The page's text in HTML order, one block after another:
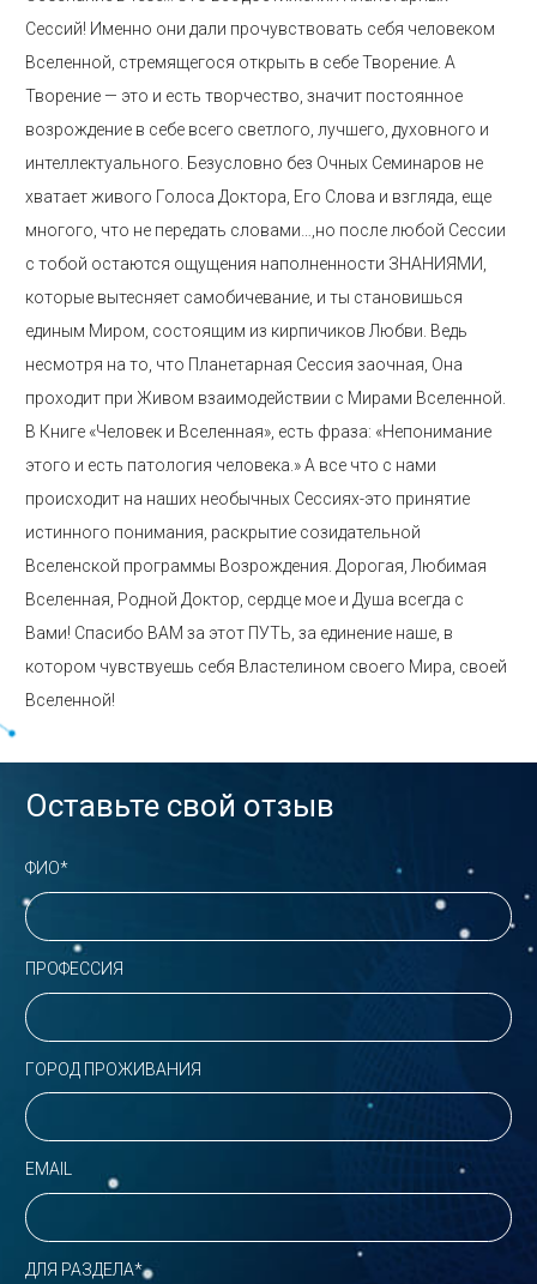
Сессий! Именно они дали прочувствовать себя человеком
Вселенной, стремящегося открыть в себе Творение. А
Творение — это и есть творчество, значит постоянное
возрождение в себе всего светлого, лучшего, духовного и
интеллектуального. Безусловно без Очных Семинаров не
хватает живого Голоса Доктора, Его Слова и взгляда, еще
многого, что не передать словами…,но после любой Сессии
с тобой остаются ощущения наполненности ЗНАНИЯМИ,
которые вытесняет самобичевание, и ты становишься
единым Миром, состоящим из кирпичиков Любви. Ведь
несмотря на то, что Планетарная Сессия заочная, Она
проходит при Живом взаимодействии с Мирами Вселенной.
В Книге «Человек и Вселенная», есть фраза: «Непонимание
этого и есть патология человека.» А все что с нами
происходит на наших необычных Сессиях-это принятие
истинного понимания, раскрытие созидательной
Вселенской программы Возрождения. Дорогая, Любимая
Вселенная, Родной Доктор, сердце мое и Душа всегда с
Вами! Спасибо ВАМ за этот ПУТЬ, за единение наше, в
котором чувствуешь себя Властелином своего Мира, своей
Вселенной!
Оставьте свой отзыв
ФИО*
ПРОФЕССИЯ
ГОРОД ПРОЖИВАНИЯ
EMAIL
ДЛЯ РАЗДЕЛА*